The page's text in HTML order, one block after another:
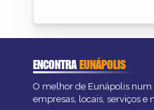
ENCONTRAEUNÁPOLIS
O melhor de Eunápolis num
empresas, locais, serviços e